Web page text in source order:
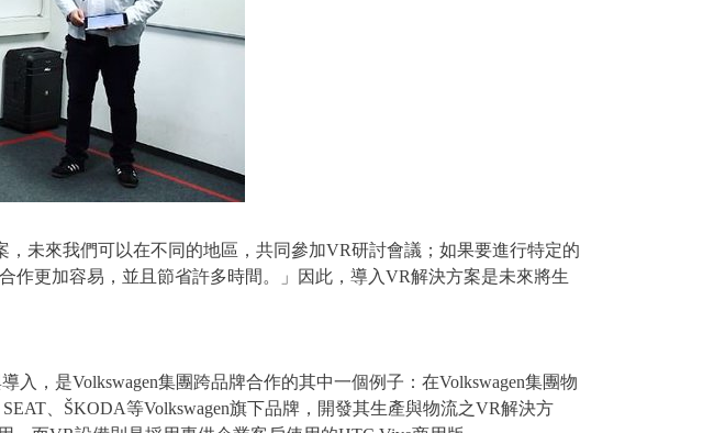
，未來我們可以在不同的地區，共同參加VR研討會議；如果要進行特定的
作更加容易，並且節省許多時間。」因此，導入VR解決方案是未來將生
，是Volkswagen集團跨品牌合作的其中一個例子：在Volkswagen集團物
、ŠKODA等Volkswagen旗下品牌，開發其生產與物流之VR解決方